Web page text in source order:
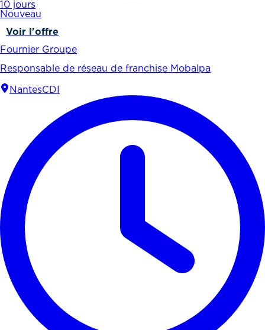
10 jours
Nouveau
Voir l'offre
Fournier Groupe
Responsable de réseau de franchise Mobalpa
NantesCDI